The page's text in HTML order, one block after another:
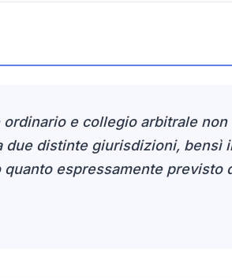
e collegio arbitrale
due distinte giurisdizioni, bensì
espressamente previsto